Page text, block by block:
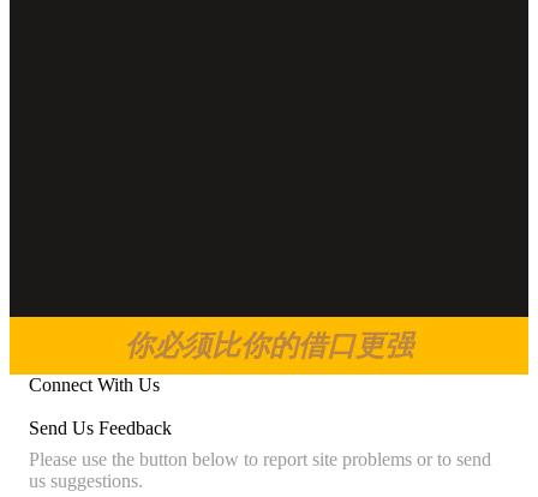
你必须比你的借口更强
Connect With Us
Send Us Feedback
Please use the button below to report site problems or to send
us suggestions.